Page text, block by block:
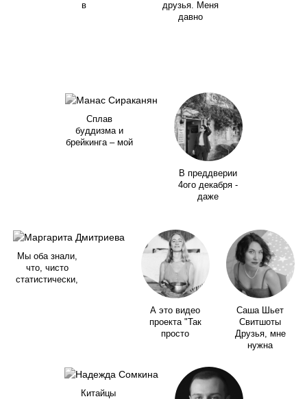
в
друзья. Меня
давно
Сплав
буддизма и
брейкинга – мой
В преддверии
4ого декабря -
даже
Мы оба знали,
что, чисто
статистически,
А это видео
проекта "Так
просто
Саша Шьет
Свитшоты
Друзья, мне
нужна
Китайцы